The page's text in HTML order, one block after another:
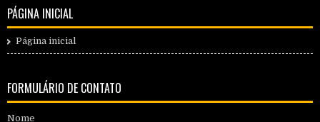
PÁGINA INICIAL
Página inicial
FORMULÁRIO DE CONTATO
Nome